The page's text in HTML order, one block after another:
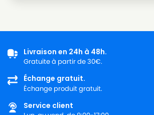
BOSCH
BOSCH BBS 1118FF
BOSCH
BOSCH BBS 1999
BOSCH
BOSCH BBZ 21 à 25 AF
Livraison en 24h à 48h.
Gratuite à partir de 30€.
Échange gratuit.
Échange produit gratuit.
Service client